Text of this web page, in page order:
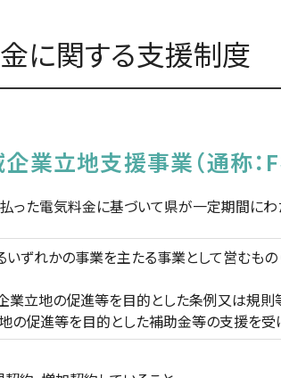
に関する支援制度
立地支援事業（通称：F
た電気料金に基づいて県が一定期間にわ
ずれかの事業を主たる事業として営むもの
業立地の促進等を目的とした条例又は規
の促進等を目的とした補助金等の支援を受